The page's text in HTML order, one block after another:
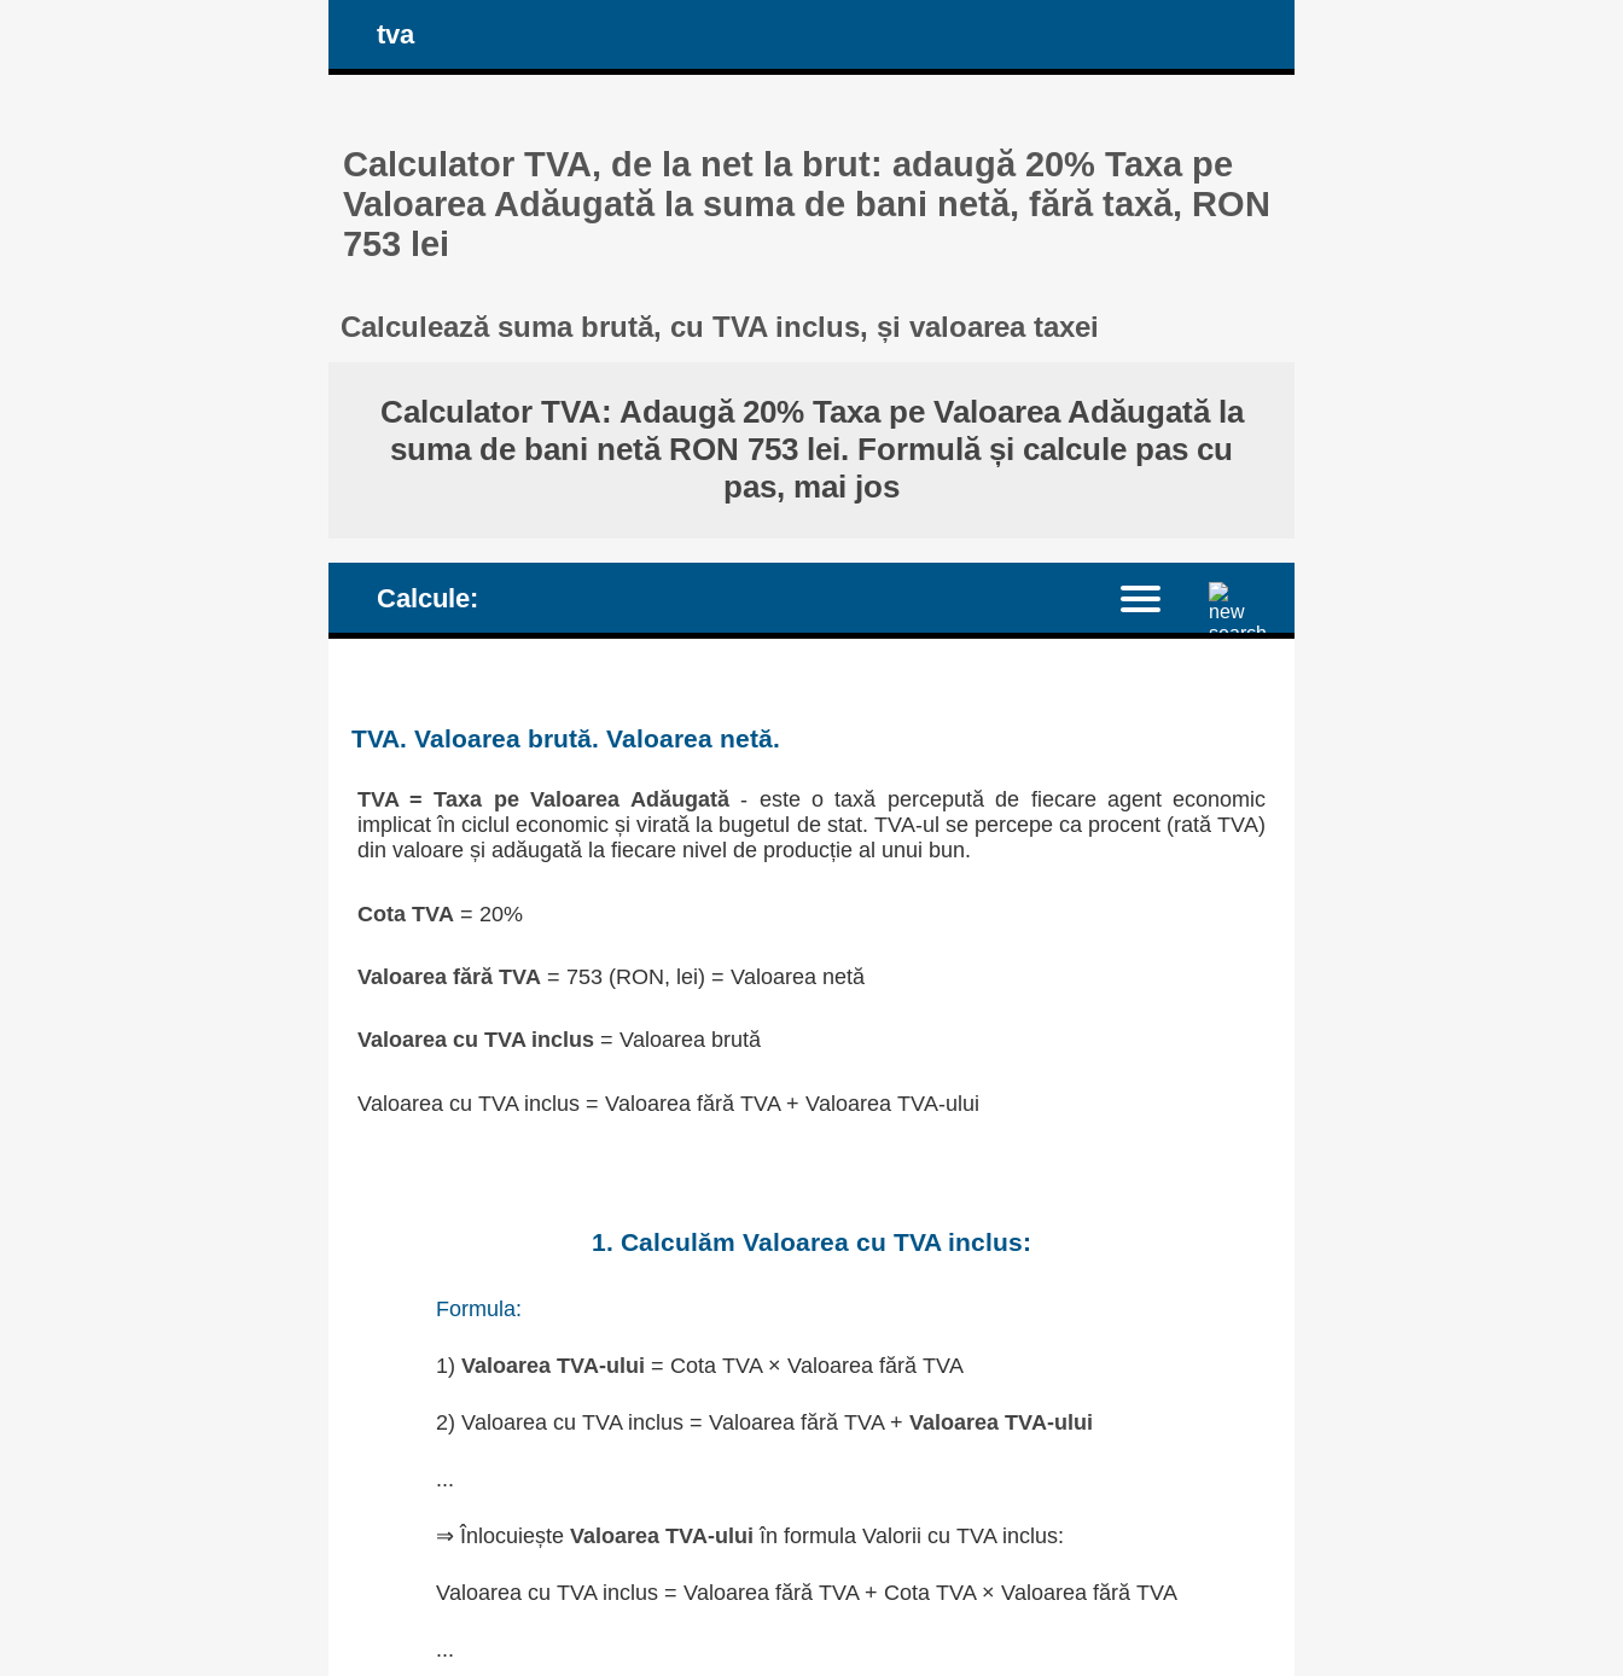
tva
Calculator TVA, de la net la brut: adaugă 20% Taxa pe
Valoarea Adăugată la suma de bani netă, fără taxă, RON
753 lei
Calculează suma brută, cu TVA inclus, și valoarea taxei
Calculator TVA: Adaugă 20% Taxa pe Valoarea Adăugată la
suma de bani netă RON 753 lei. Formulă și calcule pas cu
pas, mai jos
Calcule:
TVA. Valoarea brută. Valoarea netă.
TVA = Taxa pe Valoarea Adăugată- este o taxă percepută de fiecare agent economic
implicat în ciclul economic și virată la bugetul de stat. TVA-ul se percepe ca procent (rată TVA)
din valoare și adăugată la fiecare nivel de producție al unui bun.
Cota TVA = 20%
Valoarea fără TVA= 753 (RON, lei) = Valoarea netă
Valoarea cu TVA inclus= Valoarea brută
Valoarea cu TVA inclus = Valoarea fără TVA + Valoarea TVA-ului
1. Calculăm Valoarea cu TVA inclus:
Formula:
1)Valoarea TVA-ului = Cota TVA × Valoarea fără TVA
2) Valoarea cu TVA inclus = Valoarea fără TVA +Valoarea TVA-ului
...
⇒ ÎnlocuieșteValoarea TVA-ului în formula Valorii cu TVA inclus:
Valoarea cu TVA inclus = Valoarea fără TVA + Cota TVA × Valoarea fără TVA
...